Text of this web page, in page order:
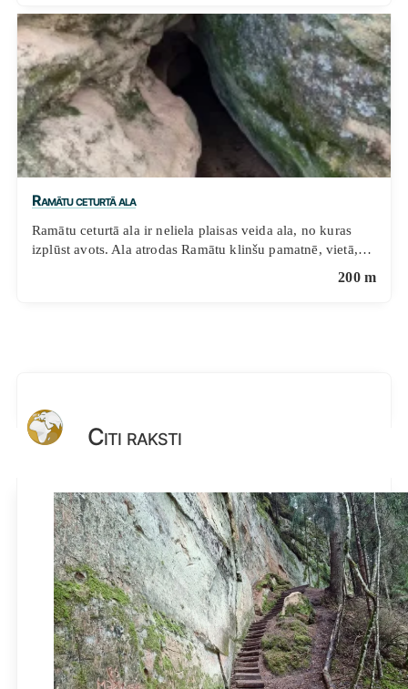
Ramātu ceturtā ala
Ramātu ceturtā ala ir neliela plaisas veida ala, no kuras
izplūst avots. Ala atrodas Ramātu klinšu pamatnē, vietā,…
200 m
Citi raksti